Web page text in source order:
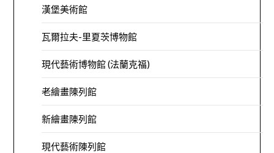
漢堡美術館
瓦爾拉夫-里夏茨博物館
現代藝術博物館 (法蘭克福)
老繪畫陳列館
新繪畫陳列館
現代藝術陳列館